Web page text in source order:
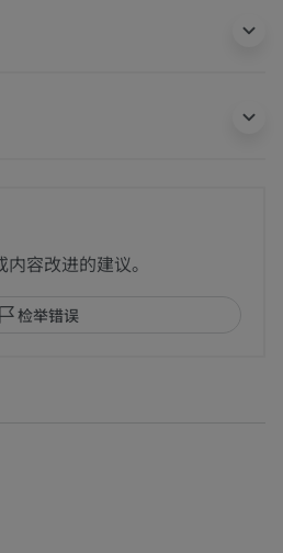
容改进的建议。
检举错误